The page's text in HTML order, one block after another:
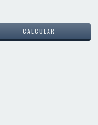
CALCULAR